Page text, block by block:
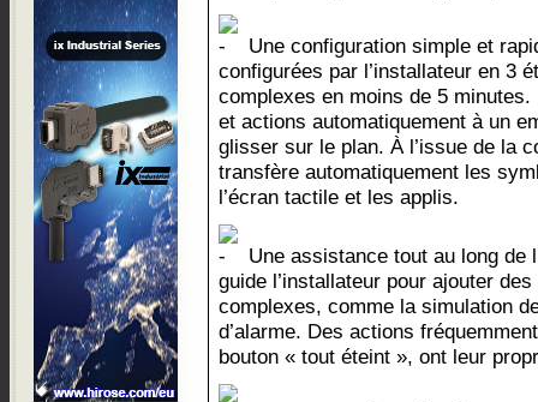
Une configuration simple et
configurées par l’installateur en 3
complexes en moins de 5
et actions automatiquement à un
glisser sur le plan. À l’issue de la
transfère automatiquement les
l’écran tactile et les applis.
Une assistance tout au long de
guide l’installateur pour ajouter
complexes, comme la simulation
d’alarme. Des actions
bouton « tout éteint », ont leur